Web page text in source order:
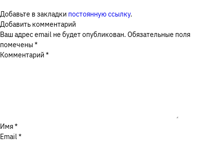
Я соглашаюсь сПолитикой в отношении обработки
персональных данных
персональных данных
Москва, Ореховый бульвар, д. 26Б
Добавьте в закладки постоянную ссылку.
Добавить комментарий
Ваш адрес email не будет опубликован. Обязательные поля
помечены *
Комментарий *
Имя*
Email*